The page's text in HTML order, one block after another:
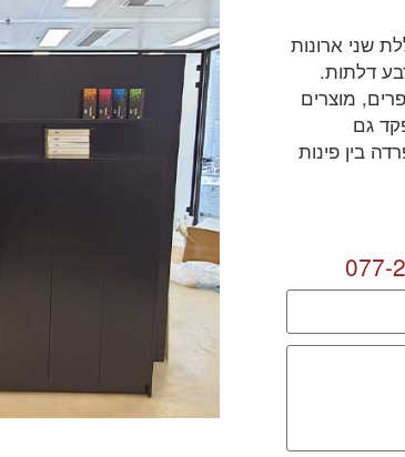
שני ארונות
דלתות.
מוצרים
גם
בין פינות
077-